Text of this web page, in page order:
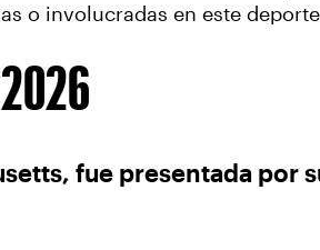
o involucradas en este
2026
fue presentada por